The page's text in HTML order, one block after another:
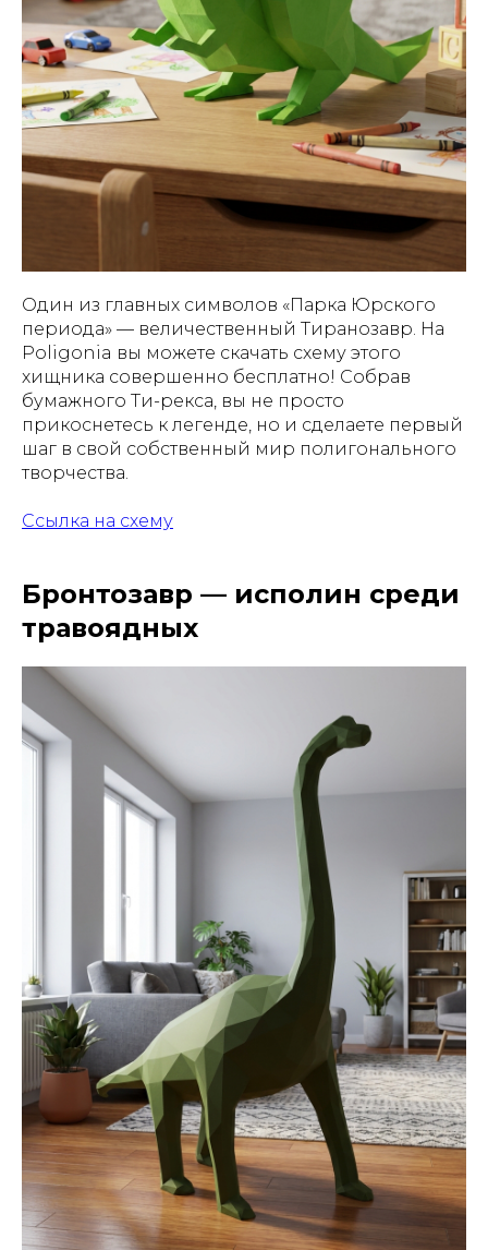
Один из главных символов «Парка Юрского
периода» — величественный Тиранозавр. На
Poligonia вы можете скачать схему этого
хищника совершенно бесплатно! Собрав
бумажного Ти-рекса, вы не просто
прикоснетесь к легенде, но и сделаете первый
шаг в свой собственный мир полигонального
творчества.
Ссылка на схему
Бронтозавр — исполин среди
травоядных